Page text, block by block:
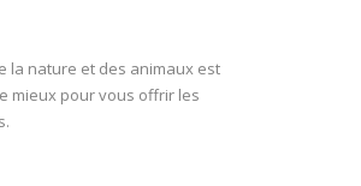
la nature et des animaux est
mieux pour vous offrir les